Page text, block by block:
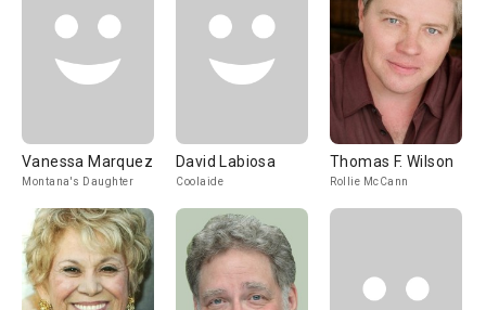
Vanessa Marquez
Montana's Daughter
David Labiosa
Coolaide
Thomas F. Wilson
Rollie McCann